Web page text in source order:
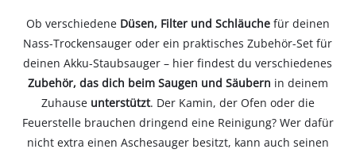
Ob verschiedene Düsen, Filter und Schläuchefür deinen
Nass-Trockensauger oder ein praktisches Zubehör-Set für
deinen Akku-Staubsauger – hier findest du verschiedenes
Zubehör, das dich beim Saugen und Säubern in deinem
Zuhause unterstützt. Der Kamin, der Ofen oder die
Feuerstelle brauchen dringend eine Reinigung? Wer dafür
nicht extra einen Aschesauger besitzt, kann auch seinen